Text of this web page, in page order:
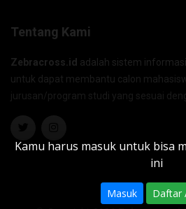
Kamu harus masuk untuk bisa
ini
Masuk Daftar
Tentang Kami
Zebracross.id adalah sistem
untuk dapat membantu calon
jurusan/program studi yang sesuai